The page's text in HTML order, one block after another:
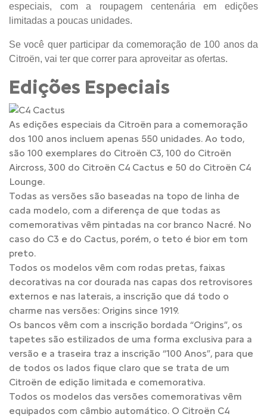
especiais, com a roupagem centenária em edições
limitadas a poucas unidades.
Se você quer participar da comemoração de 100 anos da
Citroën, vai ter que correr para aproveitar as ofertas.
Edições Especiais
As edições especiais da Citroën para a comemoração
dos 100 anos incluem apenas 550 unidades. Ao todo,
são 100 exemplares do Citroën C3, 100 do Citroën
Aircross, 300 do Citroën C4 Cactus e 50 do Citroën C4
Lounge.
Todas as versões são baseadas na topo de linha de
cada modelo, com a diferença de que todas as
comemorativas vêm pintadas na cor branco Nacré. No
caso do C3 e do Cactus, porém, o teto é bior em tom
preto.
Todos os modelos vêm com rodas pretas, faixas
decorativas na cor dourada nas capas dos retrovisores
externos e nas laterais, a inscrição que dá todo o
charme nas versões: Origins since 1919.
Os bancos vêm com a inscrição bordada “Origins”, os
tapetes são estilizados de uma forma exclusiva para a
versão e a traseira traz a inscrição “100 Anos”, para que
de todos os lados fique claro que se trata de um
Citroën de edição limitada e comemorativa.
Todos os modelos das versões comemorativas vêm
equipados com câmbio automático. O Citroën C4